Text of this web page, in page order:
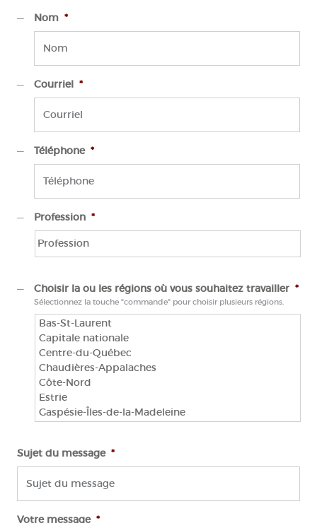
Nom *
Courriel *
Téléphone *
Profession *
Choisir la ou les régions où vous souhaitez travailler *
Sélectionnez la touche "commande" pour choisir plusieurs régions.
Sujet du message *
Votre message *